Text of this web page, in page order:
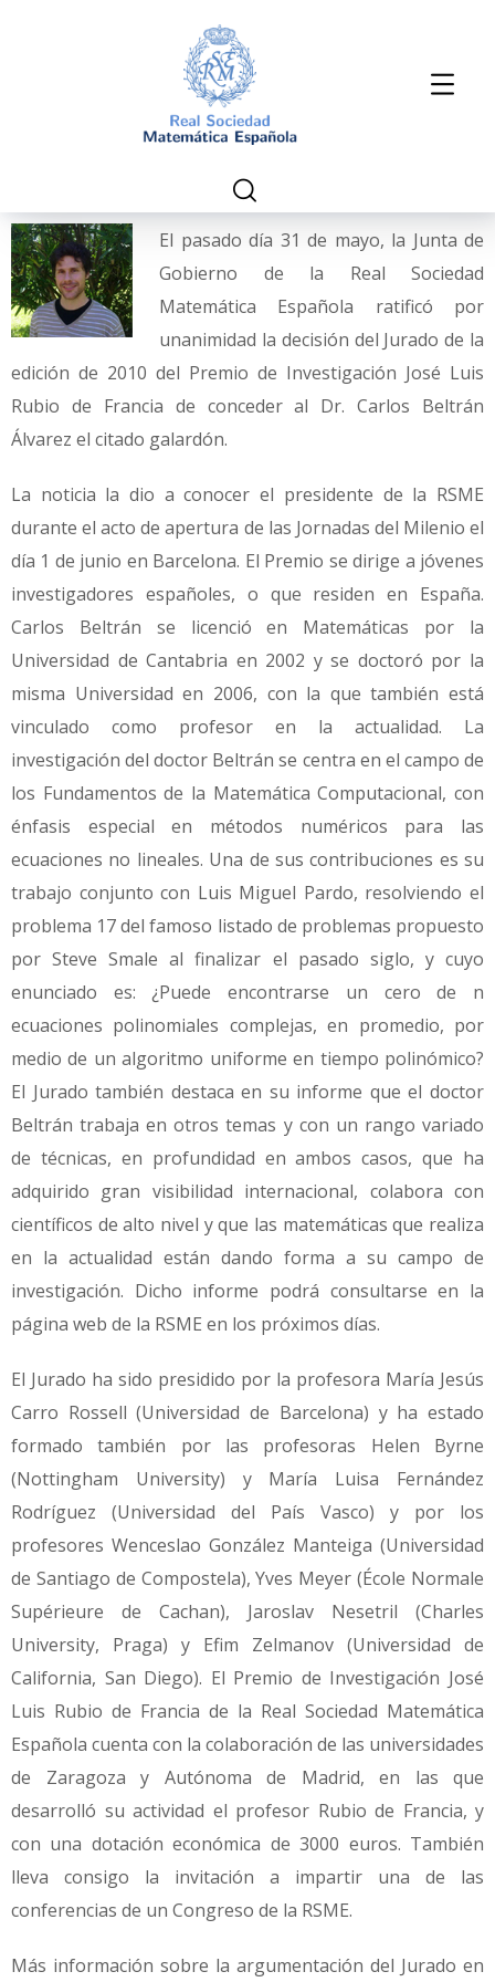
El pasado día 31 de mayo, la Junta de
Gobierno de la Real Sociedad
Matemática Española ratificó por
unanimidad la decisión del Jurado de la
edición de 2010 del Premio de Investigación José Luis
Rubio de Francia de conceder al Dr. Carlos Beltrán
Álvarez el citado galardón.
La noticia la dio a conocer el presidente de la RSME
durante el acto de apertura de las Jornadas del Milenio el
día 1 de junio en Barcelona. El Premio se dirige a jóvenes
investigadores españoles, o que residen en España.
Carlos Beltrán se licenció en Matemáticas por la
Universidad de Cantabria en 2002 y se doctoró por la
misma Universidad en 2006, con la que también está
vinculado como profesor en la actualidad. La
investigación del doctor Beltrán se centra en el campo de
los Fundamentos de la Matemática Computacional, con
énfasis especial en métodos numéricos para las
ecuaciones no lineales. Una de sus contribuciones es su
trabajo conjunto con Luis Miguel Pardo, resolviendo el
problema 17 del famoso listado de problemas propuesto
por Steve Smale al finalizar el pasado siglo, y cuyo
enunciado es: ¿Puede encontrarse un cero de n
ecuaciones polinomiales complejas, en promedio, por
medio de un algoritmo uniforme en tiempo polinómico?
El Jurado también destaca en su informe que el doctor
Beltrán trabaja en otros temas y con un rango variado
de técnicas, en profundidad en ambos casos, que ha
adquirido gran visibilidad internacional, colabora con
científicos de alto nivel y que las matemáticas que realiza
en la actualidad están dando forma a su campo de
investigación. Dicho informe podrá consultarse en la
página web de la RSME en los próximos días.
El Jurado ha sido presidido por la profesora María Jesús
Carro Rossell (Universidad de Barcelona) y ha estado
formado también por las profesoras Helen Byrne
(Nottingham University) y María Luisa Fernández
Rodríguez (Universidad del País Vasco) y por los
profesores Wenceslao González Manteiga (Universidad
de Santiago de Compostela), Yves Meyer (École Normale
Supérieure de Cachan), Jaroslav Nesetril (Charles
University, Praga) y Efim Zelmanov (Universidad de
California, San Diego). El Premio de Investigación José
Luis Rubio de Francia de la Real Sociedad Matemática
Española cuenta con la colaboración de las universidades
de Zaragoza y Autónoma de Madrid, en las que
desarrolló su actividad el profesor Rubio de Francia, y
con una dotación económica de 3000 euros. También
lleva consigo la invitación a impartir una de las
conferencias de un Congreso de la RSME.
Más información sobre la argumentación del Jurado en